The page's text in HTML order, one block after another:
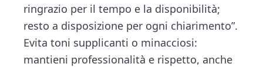
ringrazio per il tempo e la disponibilità;
resto a disposizione per ogni chiarimento”.
Evita toni supplicanti o minacciosi:
mantieni professionalità e rispetto, anche